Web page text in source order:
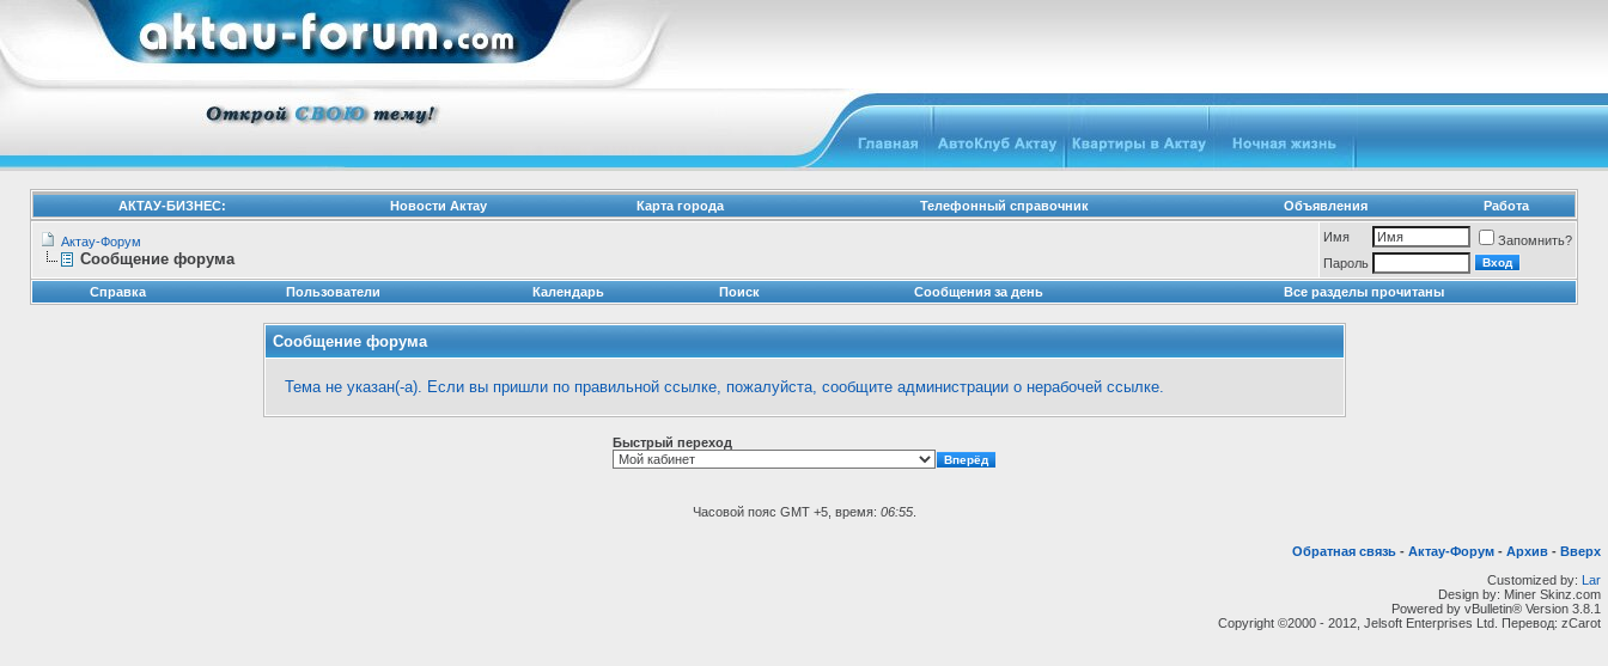
АКТАУ-БИЗНЕС: Новости Актау Карта города Телефонный справочник Объявления Работа
Актау-Форум
Сообщение форума
Имя
Запомнить?
Пароль
Справка
Пользователи Календарь Поиск Сообщения за день Все разделы прочитаны
Сообщение форума
Тема не указан(-а). Если вы пришли по правильной ссылке, пожалуйста, сообщите администрациио нерабочей ссылке.
Быстрый переход
Часовой пояс GMT +5, время: 06:55.
Обратная связь - Актау-Форум - Архив - Вверх
Customized by: Lar
Design by: Miner Skinz.com
Powered by vBulletin® Version 3.8.1
Copyright ©2000 - 2012, Jelsoft Enterprises Ltd. Перевод: zCarot